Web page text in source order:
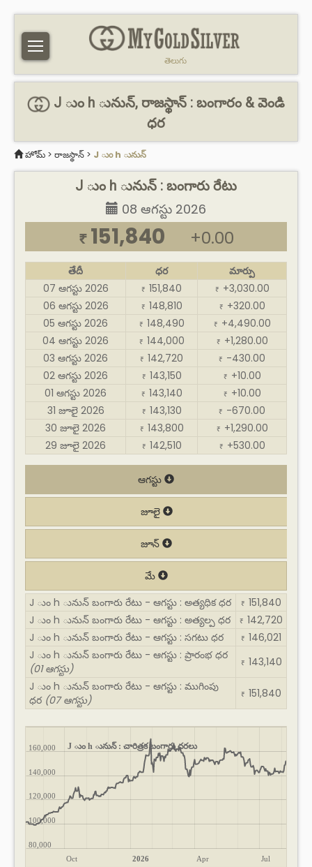
తెలుగు
J ుం h ునున్, రాజస్థాన్ : బంగారం & వెండి
ధర
హోమ్ > రాజస్థాన్ > J ుం h ునున్
J ుం h ునున్ : బంగారు రేటు
08 ఆగస్టు 2026
₹ 151,840 +0.00
తేదీ ధర
మార్పు
07 ఆగస్టు 2026
₹ 151,840 ₹ +3,030.00
06 ఆగస్టు 2026
₹ 148,810 ₹ +320.00
05 ఆగస్టు 2026
₹ 148,490 ₹ +4,490.00
04 ఆగస్టు 2026
₹ 144,000 ₹ +1,280.00
03 ఆగస్టు 2026
₹ 142,720 ₹ -430.00
02 ఆగస్టు 2026
₹ 143,150 ₹ +10.00
01 ఆగస్టు 2026
₹ 143,140 ₹ +10.00
31 జూలై 2026
₹ 143,130 ₹ -670.00
30 జూలై 2026
₹ 143,800 ₹ +1,290.00
29 జూలై 2026
₹ 142,510 ₹ +530.00
ఆగస్టు
జూలై
జూన్
మే
J ుం h ునున్ బంగారు రేటు - ఆగస్టు : అత్యధిక ధర
₹ 151,840
J ుం h ునున్ బంగారు రేటు - ఆగస్టు : అత్యల్ప ధర
₹ 142,720
J ుం h ునున్ బంగారు రేటు - ఆగస్టు : సగటు ధర
₹ 146,021
J ుం h ునున్ బంగారు రేటు - ఆగస్టు : ప్రారంభ ధర
(01 ఆగస్టు)
₹ 143,140
J ుం h ునున్ బంగారు రేటు - ఆగస్టు : ముగింపు
ధర (07 ఆగస్టు) ₹ 151,840
J ుం h ునున్ : చారిత్రక బంగారు ధరలు
Oct 2026 Apr Jul
80,000
100,000
120,000
140,000
160,000